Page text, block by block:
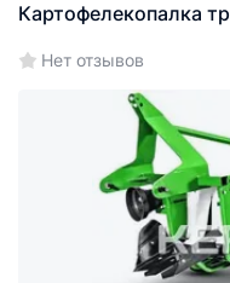
Картофелекопалка
Нет отзывов